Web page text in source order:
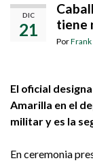
DIC
21
tiene
Por
El oficial
Amarilla en el
militar y es la
En ceremonia